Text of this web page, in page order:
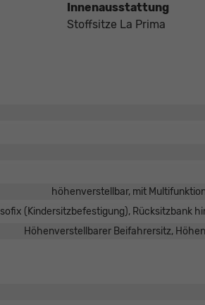
Innenausstattung
Stoffsitze La Prima
höhenverstellbar, mit
Isofix (Kindersitzbefestigung), Rücksitzbank
Höhenverstellbarer Beifahrersitz,